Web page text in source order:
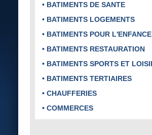
• BATIMENTS DE SANTE
• BATIMENTS LOGEMENTS
• BATIMENTS POUR L'ENFANCE
• BATIMENTS RESTAURATION
• BATIMENTS SPORTS ET
• BATIMENTS TERTIAIRES
• CHAUFFERIES
• COMMERCES